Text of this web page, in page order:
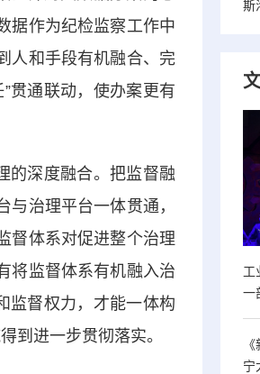
据作为纪检监察工作中
人和手段有机融合、完
贯通联动，使办案更有
深度融合。把监督融
治理平台一体贯通，
督体系对促进整个治理
将监督体系有机融入治
监督权力，才能一体构
到进一步贯彻落实。
斯
工
一
宁